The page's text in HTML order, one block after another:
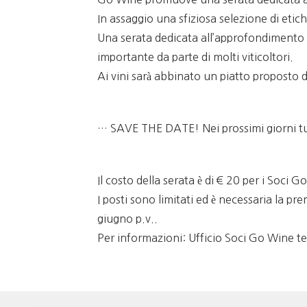
In assaggio una sfiziosa selezione di
Una serata dedicata
importante da parte di molti viticoltori.
Ai vini sarà abbinato un piatto proposto
… SAVE THE DATE! Nei prossimi giorni
Il costo della serata è di € 20 per i Soci
I posti sono limitati ed è necessaria la
giugno p.v..
Per informazioni: Ufficio Soci Go Wine